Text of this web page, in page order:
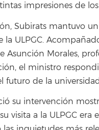
impresiones de
Subirats mantuvo
la ULPGC.
Asunción Morales,
el ministro
futuro de la
su intervención
visita a la ULPGC